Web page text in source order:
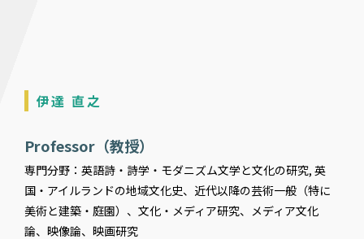
伊達 直之
Professor（教授）
専門分野：英語詩・詩学・モダニズム文学と文化の研究, 英
国・アイルランドの地域文化史、近代以降の芸術一般（特に
美術と建築・庭園）、文化・メディア研究、メディア文化
論、映像論、映画研究